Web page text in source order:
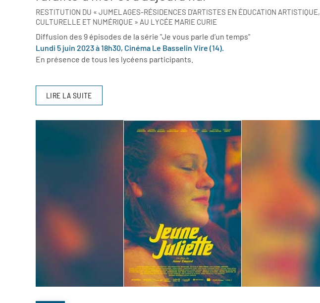
RESTITUTION DU « JUMELAGES-RÉSIDENCES D’ARTISTES EN ÉDUCATION ARTISTIQUE,
CULTURELLE ET NUMÉRIQUE » AU LYCÉE MARIE CURIE
Diffusion des 9 épisodes de la série "Je vous parle d’un temps"
Lundi 5 juin 2023 à 18h30, Cinéma Le Basselin Vire (14).
En présence de tous les lycéens participants.
LIRE LA SUITE